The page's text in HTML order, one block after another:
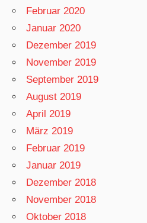
Februar 2020
Januar 2020
Dezember 2019
November 2019
September 2019
August 2019
April 2019
März 2019
Februar 2019
Januar 2019
Dezember 2018
November 2018
Oktober 2018